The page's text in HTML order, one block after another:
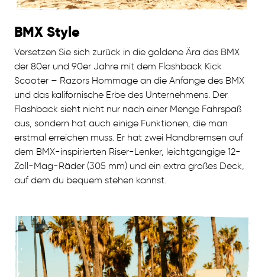
BMX Style
Versetzen Sie sich zurück in die goldene Ära des BMX
der 80er und 90er Jahre mit dem Flashback Kick
Scooter – Razors Hommage an die Anfänge des BMX
und das kalifornische Erbe des Unternehmens. Der
Flashback sieht nicht nur nach einer Menge Fahrspaß
aus, sondern hat auch einige Funktionen, die man
erstmal erreichen muss. Er hat zwei Handbremsen auf
dem BMX-inspirierten Riser-Lenker, leichtgängige 12-
Zoll-Mag-Räder (305 mm) und ein extra großes Deck,
auf dem du bequem stehen kannst.